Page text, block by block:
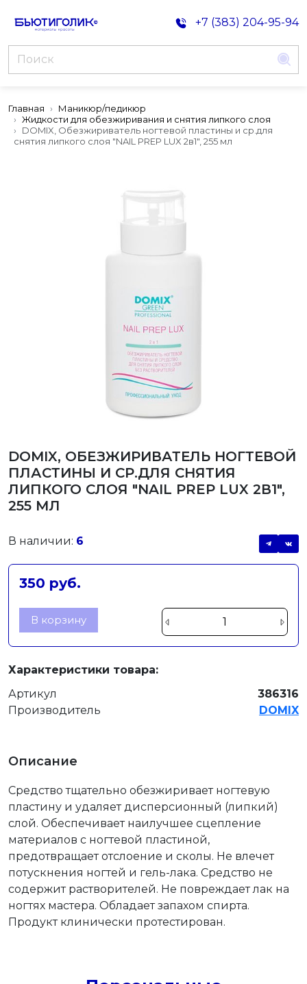
+7 (383) 204-95-94
Главная
Маникюр/педикюр
Жидкости для обезжиривания и снятия липкого слоя
DOMIX, Обезжириватель ногтевой пластины и ср.для
снятия липкого слоя "NAIL PREP LUX 2в1", 255 мл
DOMIX, ОБЕЗЖИРИВАТЕЛЬ НОГТЕВОЙ
ПЛАСТИНЫ И СР.ДЛЯ СНЯТИЯ
ЛИПКОГО СЛОЯ "NAIL PREP LUX 2В1",
255 МЛ
В наличии: 6
350 руб.
В корзину
Характеристики товара:
Артикул
386316
Производитель
DOMIX
Описание
Средство тщательно обезжиривает ногтевую
пластину и удаляет дисперсионный (липкий)
слой. Обеспечивает наилучшее сцепление
материалов с ногтевой пластиной,
предотвращает отслоение и сколы. Не влечет
потускнения ногтей и гель-лака. Средство не
содержит растворителей. Не повреждает лак на
ногтях мастера. Обладает запахом спирта.
Продукт клинически протестирован.